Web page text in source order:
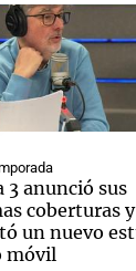
3 anunció sus
coberturas y
un nuevo
móvil